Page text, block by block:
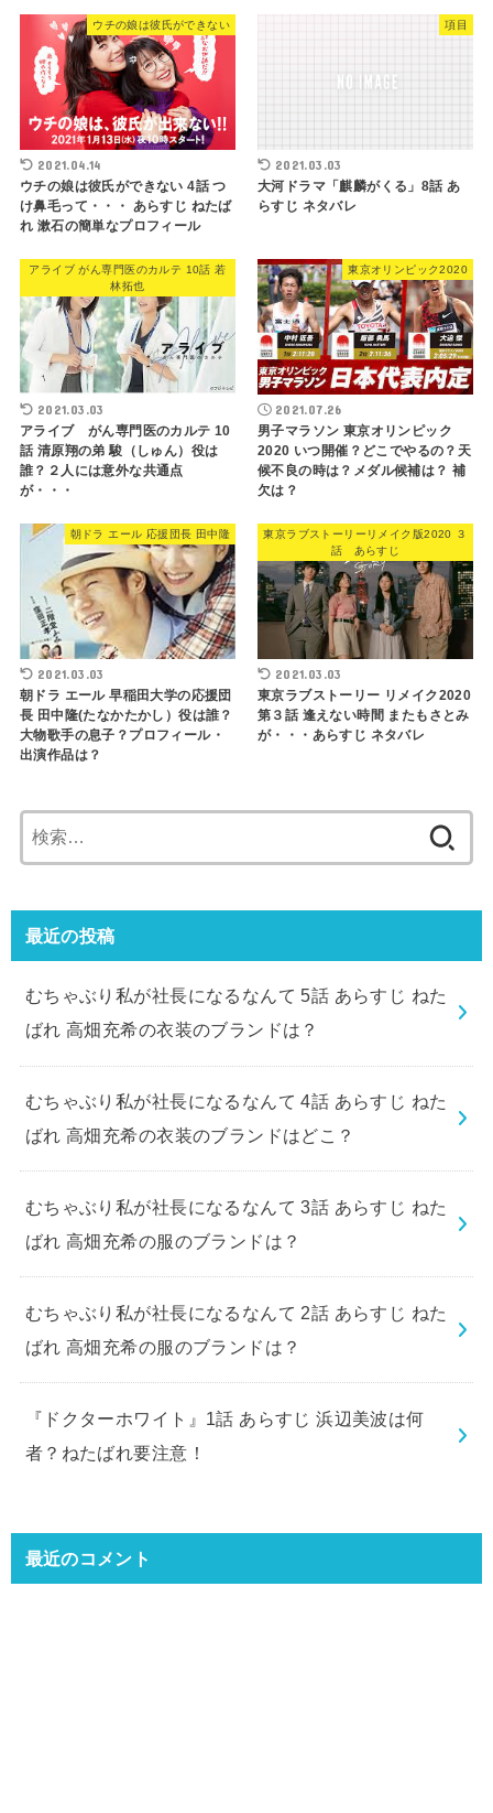
ウチの娘は彼氏ができない
2021.04.14
ウチの娘は彼氏ができない 4話 つ
け鼻毛って・・・ あらすじ ねたば
れ 漱石の簡単なプロフィール
項目
2021.03.03
大河ドラマ「麒麟がくる」8話 あ
らすじ ネタバレ
アライブ がん専門医のカルテ 10話 若
林拓也
2021.03.03
アライブ がん専門医のカルテ 10
話 清原翔の弟 駿（しゅん）役は
誰？２人には意外な共通点
が・・・
東京オリンピック2020
2021.07.26
男子マラソン 東京オリンピック
2020 いつ開催？どこでやるの？天
候不良の時は？メダル候補は？ 補
欠は？
朝ドラ エール 応援団長 田中隆
2021.03.03
朝ドラ エール 早稲田大学の応援団
長 田中隆(たなかたかし）役は誰？
大物歌手の息子？プロフィール・
出演作品は？
東京ラブストーリーリメイク版2020 ３
話 あらすじ
2021.03.03
東京ラブストーリー リメイク2020
第３話 逢えない時間 またもさとみ
が・・・あらすじ ネタバレ
索:
最近の投稿
むちゃぶり私が社長になるなんて 5話 あらすじ ねた
ばれ 高畑充希の衣装のブランドは？
むちゃぶり私が社長になるなんて 4話 あらすじ ねた
ばれ 高畑充希の衣装のブランドはどこ？
むちゃぶり私が社長になるなんて 3話 あらすじ ねた
ばれ 高畑充希の服のブランドは？
むちゃぶり私が社長になるなんて 2話 あらすじ ねた
ばれ 高畑充希の服のブランドは？
『ドクターホワイト』1話 あらすじ 浜辺美波は何
者？ねたばれ要注意！
最近のコメント